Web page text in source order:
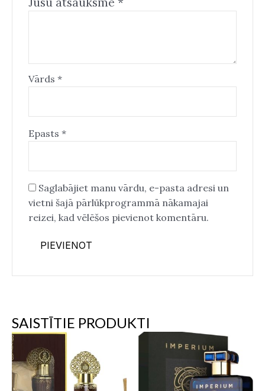
Vārds *
Epasts *
Saglabājiet manu vārdu, e-pasta adresi un
vietni šajā pārlūkprogrammā nākamajai
reizei, kad vēlēšos pievienot komentāru.
SAISTĪTIE PRODUKTI